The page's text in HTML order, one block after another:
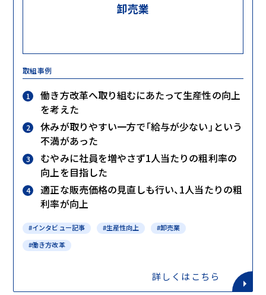
卸売業
取組事例
働き方改革へ取り組むにあたって生産性の向上
を考えた
休みが取りやすい一方で「給与が少ない」という
不満があった
むやみに社員を増やさず1人当たりの粗利率の
向上を目指した
適正な販売価格の見直しも行い、1人当たりの粗
利率が向上
#インタビュー記事 #生産性向上
#卸売業
#働き方改革
詳しくはこちら